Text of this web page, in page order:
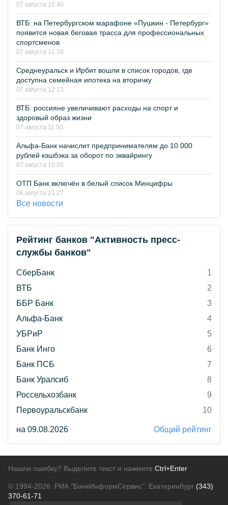
07 августа 15:40
ВТБ: на Петербургском марафоне «Пушкин - Петербург»
появится новая беговая трасса для профессиональных
спортсменов
07 августа 12:28
Среднеуральск и Ирбит вошли в список городов, где
доступна семейная ипотека на вторичку
07 августа 12:13
ВТБ: россияне увеличивают расходы на спорт и
здоровый образ жизни
07 августа 11:50
Альфа-Банк начислит предпринимателям до 10 000
рублей кэшбэка за оборот по эквайрингу
07 августа 10:00
ОТП Банк включён в белый список Минцифры
06 августа 21:27
Все новости
Рейтинг банков "Активность пресс-
службы банков"
СберБанк
1
ВТБ
2
ББР Банк
3
Альфа-Банк
4
УБРиР
5
Банк Инго
6
Банк ПСБ
7
Банк Уралсиб
8
Россельхозбанк
9
Первоуральскбанк
10
на 09.08.2026 Общий рейтинг
Нашли ошибку? Выделите текст и нажмите Ctrl+Enter
© 1994-2026. РИА "БанкИнформСервис". Екатеринбург (343)
370-61-71